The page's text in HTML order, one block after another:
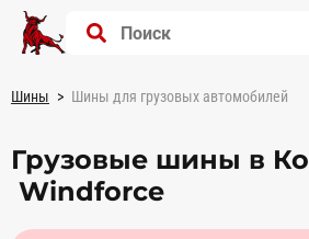
Шины Шины для грузовых автомобилей
Грузовые шины в
Windforce